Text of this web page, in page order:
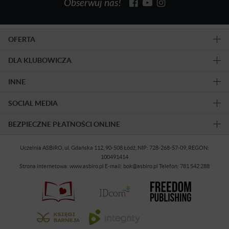
Obserwuj nas!
OFERTA
DLA KLUBOWICZA
INNE
SOCIAL MEDIA
BEZPIECZNE PŁATNOŚCI ONLINE
Uczelnia ASBiRO, ul. Gdańska 112, 90-508 Łódź, NIP: 728-268-57-09, REGON:
100491414
Strona internetowa: www.asbiro.pl E-mail: bok@asbiro.pl Telefon: 781 542 288